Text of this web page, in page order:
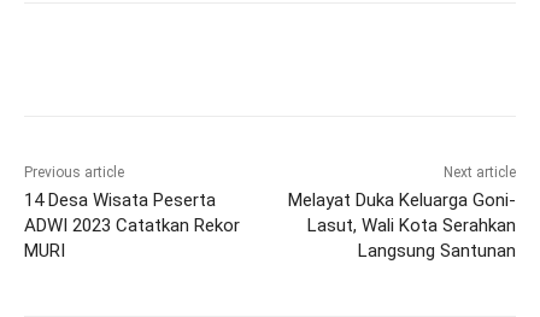
Previous article
14 Desa Wisata Peserta
ADWI 2023 Catatkan Rekor
MURI
Next article
Melayat Duka Keluarga Goni-
Lasut, Wali Kota Serahkan
Langsung Santunan